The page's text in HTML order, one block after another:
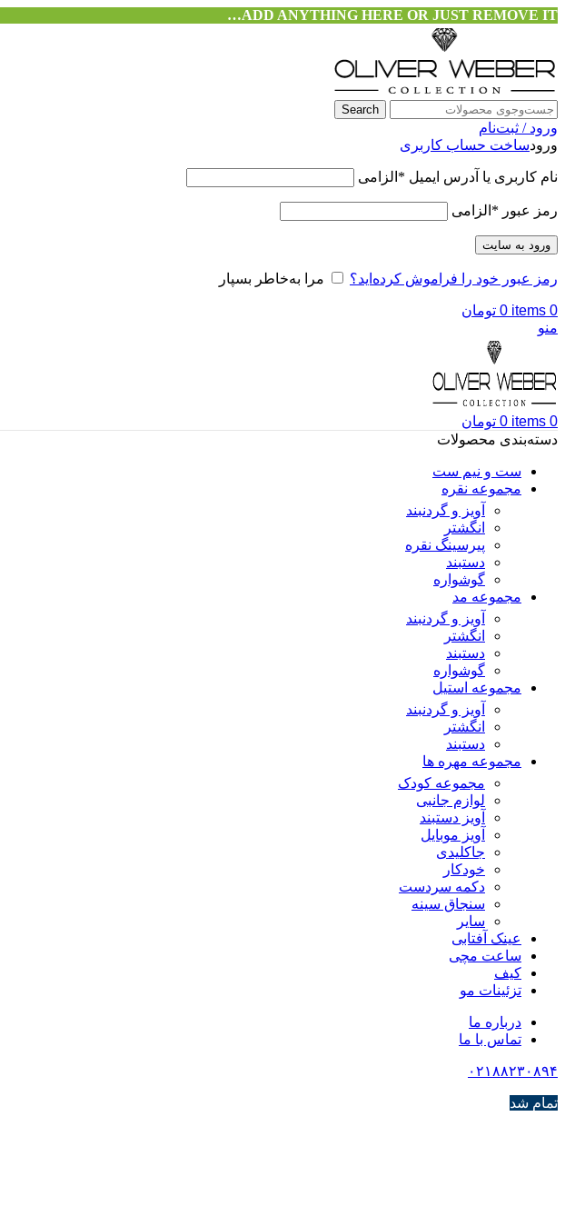
ADD ANYTHING HERE OR JUST REMOVE IT…
Search
ورود / ثبت‌نام
ورودساخت حساب کاربری
نام کاربری یا آدرس ایمیل * الزامی
رمز عبور * الزامی
ورود به سایت
رمز عبور خود را فراموش کرده‌اید؟ مرا به‌خاطر بسپار
0
items
0 تومان
منو
0
items
0 تومان
دسته‌بندی محصولات
ست و نیم ست
مجموعه نقره
آویز و گردنبند
انگشتر
پیرسینگ نقره
دستبند
گوشواره
مجموعه مد
آویز و گردنبند
انگشتر
دستبند
گوشواره
مجموعه استیل
آویز و گردنبند
انگشتر
دستبند
مجموعه مهره ها
مجموعه کودک
لوازم جانبی
آویز دستبند
آویز موبایل
جاکلیدی
خودکار
دکمه سردست
سنجاق سینه
سایر
عینک آفتابی
ساعت مچی
کیف
تزئینات مو
درباره ما
تماس با ما
۰۲۱۸۸۲۳۰۸۹۴
تمام شد